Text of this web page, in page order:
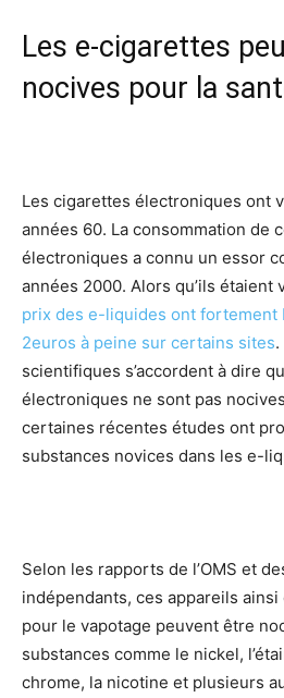
Les e-cigarettes
nocives pour la
Les cigarettes électroniques ont
années 60. La consommation de
électroniques a connu un essor
années 2000. Alors qu’ils étaient
prix des e-liquides ont fortement
2euros à peine sur certains sites
scientifiques s’accordent à dire
électroniques ne sont pas
certaines récentes études ont
substances novices dans les e-
Selon les rapports de l’OMS et
indépendants, ces appareils
pour le vapotage peuvent être
substances comme le nickel,
chrome, la nicotine et plusieurs